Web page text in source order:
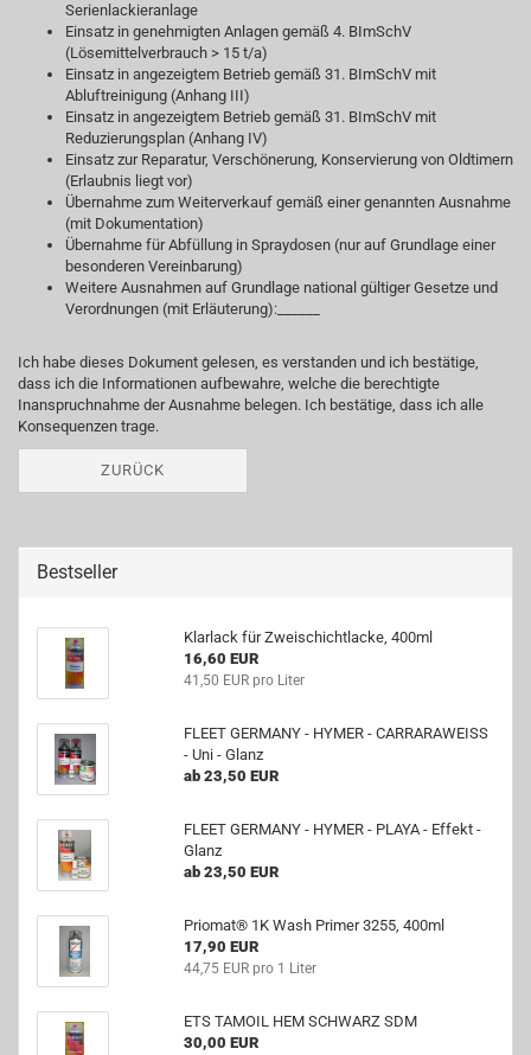
Serienlackieranlage
Einsatz in genehmigten Anlagen gemäß 4. BImSchV
(Lösemittelverbrauch > 15 t/a)
Einsatz in angezeigtem Betrieb gemäß 31. BImSchV mit
Abluftreinigung (Anhang III)
Einsatz in angezeigtem Betrieb gemäß 31. BImSchV mit
Reduzierungsplan (Anhang IV)
Einsatz zur Reparatur, Verschönerung, Konservierung von Oldtimern
(Erlaubnis liegt vor)
Übernahme zum Weiterverkauf gemäß einer genannten Ausnahme
(mit Dokumentation)
Übernahme für Abfüllung in Spraydosen (nur auf Grundlage einer
besonderen Vereinbarung)
Weitere Ausnahmen auf Grundlage national gültiger Gesetze und
Verordnungen (mit Erläuterung):______
Ich habe dieses Dokument gelesen, es verstanden und ich bestätige,
dass ich die Informationen aufbewahre, welche die berechtigte
Inanspruchnahme der Ausnahme belegen. Ich bestätige, dass ich alle
Konsequenzen trage.
ZURÜCK
Bestseller
Klarlack für Zweischichtlacke, 400ml
16,60 EUR
41,50 EUR pro Liter
FLEET GERMANY - HYMER - CARRARAWEISS
- Uni - Glanz
ab 23,50 EUR
FLEET GERMANY - HYMER - PLAYA - Effekt -
Glanz
ab 23,50 EUR
Priomat® 1K Wash Primer 3255, 400ml
17,90 EUR
44,75 EUR pro 1 Liter
ETS TAMOIL HEM SCHWARZ SDM
30,00 EUR